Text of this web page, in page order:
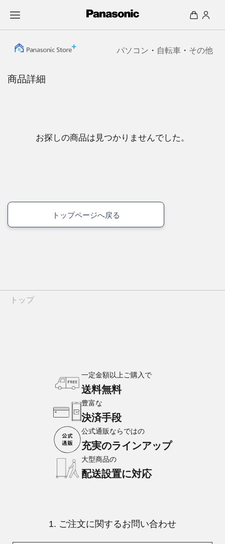
パソコン ・ 自転車 ・ その他
商品詳細
お探しの商品は見つかりませんでした。
トップページへ戻る
トップ
一定金額以上ご購入で
送料無料
豊富な
決済手段
公式通販ならではの
充実のラインアップ
大型商品の
配送設置に対応
1. ご注文に関するお問い合わせ